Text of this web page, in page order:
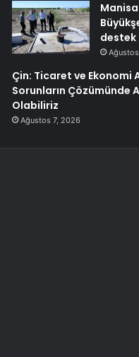
Manisa
destek
Çin: Ticaret ve Ekonomi
Sorunların Çözümünde
Olabiliriz
Ağustos 7, 2026